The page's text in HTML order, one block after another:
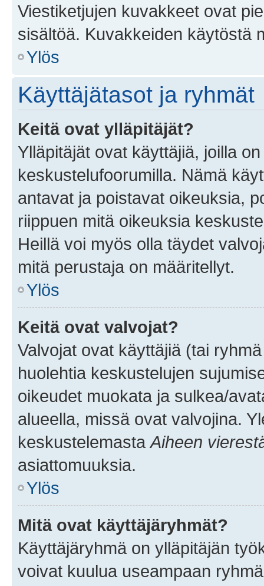
Viestiketjujen kuvakkeet ovat
sisältöä. Kuvakkeiden käytöstä
Ylös
Käyttäjätasot ja ryhmät
Keitä ovat ylläpitäjät?
Ylläpitäjät ovat käyttäjiä, joilla
keskustelufoorumilla. Nämä
antavat ja poistavat oikeuksia,
riippuen mitä oikeuksia
Heillä voi myös olla täydet
mitä perustaja on määritellyt.
Ylös
Keitä ovat valvojat?
Valvojat ovat käyttäjiä (tai
huolehtia keskustelujen
oikeudet muokata ja sulkea/
alueella, missä ovat valvojina.
keskustelemasta Aiheen
asiattomuuksia.
Ylös
Mitä ovat käyttäjäryhmät?
Käyttäjäryhmä on ylläpitäjän
voivat kuulua useampaan